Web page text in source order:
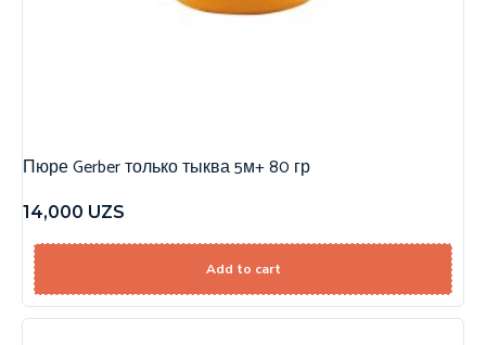
Пюре Gerber только тыква 5м+ 80 гр
14,000 UZS
Add to cart